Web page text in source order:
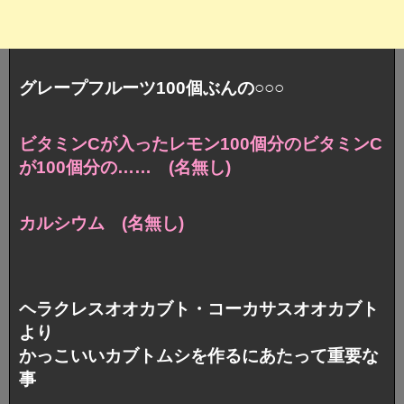
グレープフルーツ100個ぶんの○○○
ビタミンCが入ったレモン100個分のビタミンC
が100個分の…… (名無し)
カルシウム (名無し)
ヘラクレスオオカブト・コーカサスオオカブト
より
かっこいいカブトムシを作るにあたって重要な
事